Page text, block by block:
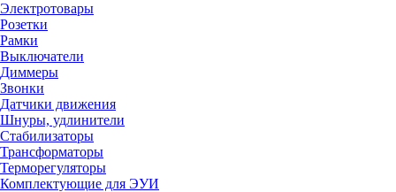
Электротовары
Розетки
Рамки
Выключатели
Диммеры
Звонки
Датчики движения
Шнуры, удлинители
Стабилизаторы
Трансформаторы
Терморегуляторы
Комплектующие для ЭУИ